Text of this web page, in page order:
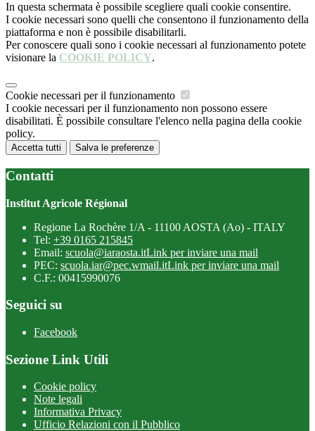
In questa schermata è possibile scegliere quali cookie consentire.
I cookie necessari sono quelli che consentono il funzionamento della
piattaforma e non è possibile disabilitarli.
Per conoscere quali sono i cookie necessari al funzionamento potete
visionare la COOKIE POLICY.
Cookie necessari per il funzionamento
I cookie necessari per il funzionamento non possono essere
disabilitati. È possibile consultare l'elenco nella pagina della cookie
policy.
Accetta tutti Salva le preferenze
Contatti
Institut Agricole Régional
Regione La Rochère 1/A - 11100 AOSTA (Ao) - ITALY
Tel: +39 0165 215845
Email: scuola@iaraosta.itLink per inviare una mail
PEC: scuola.iar@pec.wmail.itLink per inviare una mail
C.F.: 00415990076
Seguici su
Facebook
Sezione Link Utili
Cookie policy
Note legali
Informativa Privacy
Ufficio Relazioni con il Pubblico